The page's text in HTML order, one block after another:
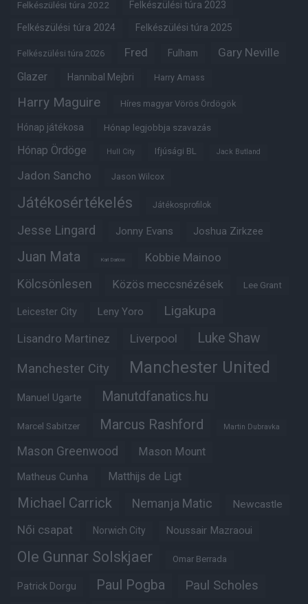
Felkészülési túra 2022 Felkészülési túra 2023
Felkészülési túra 2024 Felkészülési túra 2025
Felkészülési túra 2026 Fred Fulham Gary Neville
Glazer Hannibal Mejbri Harry Amass
Harry Maguire Híres magyar Vörös Ördögök
Hónap játékosa Hónap legjobbja szavazás
Hónap Ördöge Hull City Ifjúsági BL Jack Butland
Jadon Sancho Jason Wilcox
Játékosértékelés Játékosprofilok
Jesse Lingard Jonny Evans Joshua Zirkzee
Juan Mata Karl Darlow Kobbie Mainoo
Kölcsönlesen Közös meccsnézések Lee Grant
Leicester City Leny Yoro Ligakupa
Lisandro Martinez Liverpool Luke Shaw
Manchester City Manchester United
Manuel Ugarte Manutdfanatics.hu
Marcel Sabitzer Marcus Rashford Martin Dubravka
Mason Greenwood Mason Mount
Matheus Cunha Matthijs de Ligt
Michael Carrick Nemanja Matic Newcastle
Női csapat Norwich City Noussair Mazraoui
Ole Gunnar Solskjaer Omar Berrada
Patrick Dorgu Paul Pogba Paul Scholes